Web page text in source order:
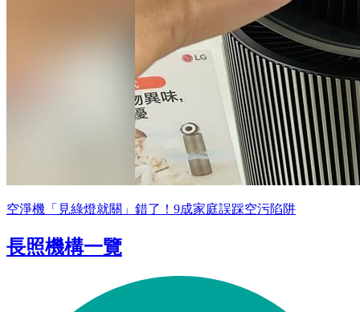
空淨機「見綠燈就關」錯了！9成家庭誤踩空污陷阱
長照機構一覽